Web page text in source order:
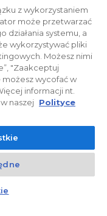
inwestorskie
Powyższa oferta i
charakter jedynie
ostateczne projekty
w rozumieniu art.
przepisów prawnych.
Czat z doradcą
z wykorzystaniem
może przetwarzać
działania systemu, a
wykorzystywać pliki
Możesz nimi
"Zaakceptuj
możesz wycofać w
informacji nt.
naszej Polityce